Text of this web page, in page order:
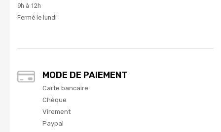
9h à 12h
Fermé le lundi
MODE DE PAIEMENT
Carte bancaire
Chèque
Virement
Paypal